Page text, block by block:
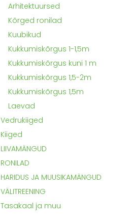
Arhitektuursed
Kõrged ronilad
Kuubikud
Kukkumiskõrgus 1-1,5m
Kukkumiskõrgus kuni 1 m
Kukkumiskõrgus 1,5-2m
Kukkumiskõrgus 1,5m
Laevad
Vedrukiiged
Kiiged
LIIVAMÄNGUD
RONILAD
HARIDUS JA MUUSIKAMÄNGUD
VÄLITREENING
Tasakaal ja muu